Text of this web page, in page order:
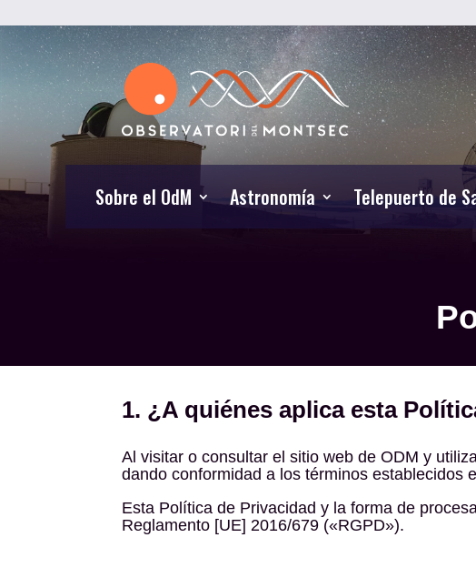
Sobre el OdM Astronomía Telepuerto de
1. ¿A quiénes aplica esta
Al visitar o consultar el sitio web de ODM y
dando conformidad a los términos establecidos
Esta Política de Privacidad y la forma de
Reglamento [UE] 2016/679 («RGPD»).